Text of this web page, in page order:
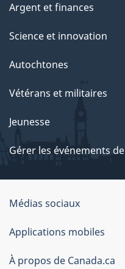
Argent et finances
Science et innovation
Autochtones
Vétérans et militaires
Jeunesse
Gérer les événements
Organisation
du
gouvernement
du
Médias sociaux
Applications mobiles
À propos de Canada.ca